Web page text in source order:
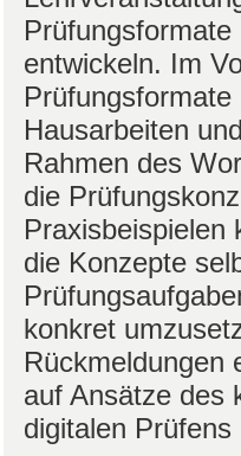
entwickeln. Im
Hausarbeiten
Rahmen des
die
Praxisbeispielen
die Konzepte
konkret
Rückmeldungen
auf Ansätze des
digitalen